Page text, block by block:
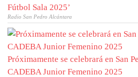
Fútbol Sala 2025’
Radio San Pedro Alcántara
Próximamente se celebrará en San
CADEBA Junior Femenino 2025